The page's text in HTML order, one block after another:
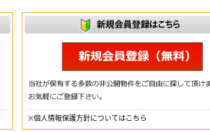
※個人情報保護方針についてはこちら